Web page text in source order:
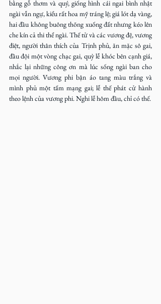
bằng gỗ thơm và quý, giống hình cái ngai bình nhật
ngài vẫn ngự, kiểu rất hoa mỹ tráng lệ; giá lót dạ vàng,
hai đầu không buông thõng xuống đất nhưng kéo lên
che kín cả thi thể ngài. Thế tử và các vương đệ, vương
điệt, người thân thích của Trịnh phủ, ăn mặc sô gai,
đầu đội một vòng chạc gai, quỳ lễ khóc bên cạnh giá,
nhắc lại những công ơn mà lúc sống ngài ban cho
mọi người. Vương phi bận áo tang màu trắng và
mình phủ một tấm mạng gai; lễ thế phát cử hành
theo lệnh của vương phi. Nghi lễ hôm đầu, chỉ có thế.